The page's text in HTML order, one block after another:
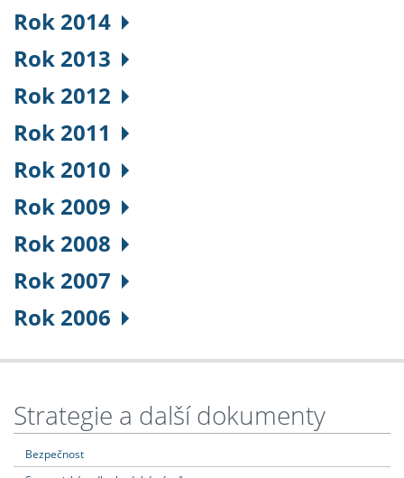
Rok 2014
Rok 2013
Rok 2012
Rok 2011
Rok 2010
Rok 2009
Rok 2008
Rok 2007
Rok 2006
Strategie a další dokumenty
Bezpečnost